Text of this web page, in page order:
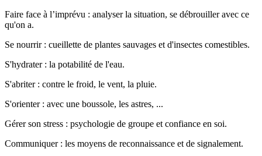
Faire face à l’imprévu : analyser la situation, se débrouiller avec ce
qu'on a.
Se nourrir : cueillette de plantes sauvages et d'insectes comestibles.
S'hydrater : la potabilité de l'eau.
S'abriter : contre le froid, le vent, la pluie.
S'orienter : avec une boussole, les astres, ...
Gérer son stress : psychologie de groupe et confiance en soi.
Communiquer : les moyens de reconnaissance et de signalement.